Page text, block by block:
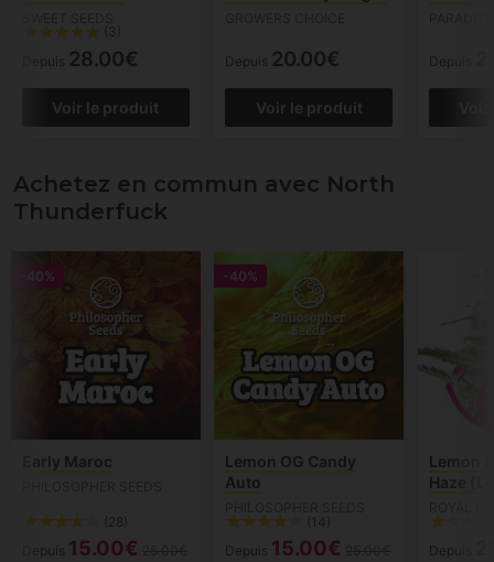
(3)
Depuis 28.00€
Voir le produit
Depuis 20.00€
Voir le produit
Depuis
Achetez en commun avec North
Thunderfuck
-40%
Early Maroc
(28)
Depuis 15.00€
-40%
Lemon OG Candy
Auto
(14)
Depuis 15.00€
Lemon
Haze
Depuis